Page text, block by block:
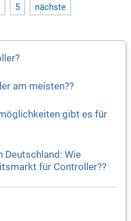
eingea
Perspektive, zukünftig di
5 nächste
am meisten??
gibt es für
Deutschland: Wie
für Controller??